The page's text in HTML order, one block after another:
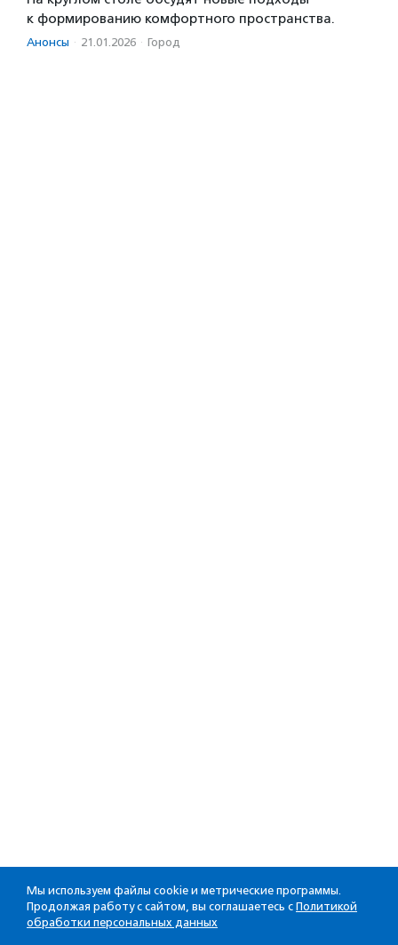
к формированию комфортного пространства.
Анонсы · 21.01.2026 · Город
Мы используем файлы cookie и метрические программы.
Продолжая работу с сайтом, вы соглашаетесь с Политикой
обработки персональных данных